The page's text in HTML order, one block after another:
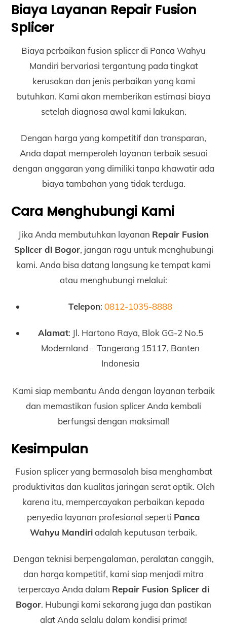
Biaya Layanan Repair Fusion
Splicer
Biaya perbaikan fusion splicer di Panca Wahyu
Mandiri bervariasi tergantung pada tingkat
kerusakan dan jenis perbaikan yang kami
butuhkan. Kami akan memberikan estimasi biaya
setelah diagnosa awal kami lakukan.
Dengan harga yang kompetitif dan transparan,
Anda dapat memperoleh layanan terbaik sesuai
dengan anggaran yang dimiliki tanpa khawatir ada
biaya tambahan yang tidak terduga.
Cara Menghubungi Kami
Jika Anda membutuhkan layanan Repair Fusion
Splicer di Bogor, jangan ragu untuk menghubungi
kami. Anda bisa datang langsung ke tempat kami
atau menghubungi melalui:
Telepon:0812-1035-8888
Alamat: Jl. Hartono Raya, Blok GG-2 No.5
Modernland – Tangerang 15117, Banten
Indonesia
Kami siap membantu Anda dengan layanan terbaik
dan memastikan fusion splicer Anda kembali
berfungsi dengan maksimal!
Kesimpulan
Fusion splicer yang bermasalah bisa menghambat
produktivitas dan kualitas jaringan serat optik. Oleh
karena itu, mempercayakan perbaikan kepada
penyedia layanan profesional seperti Panca
Wahyu Mandiriadalah keputusan terbaik.
Dengan teknisi berpengalaman, peralatan canggih,
dan harga kompetitif, kami siap menjadi mitra
terpercaya Anda dalam Repair Fusion Splicer di
Bogor. Hubungi kami sekarang juga dan pastikan
alat Anda selalu dalam kondisi prima!